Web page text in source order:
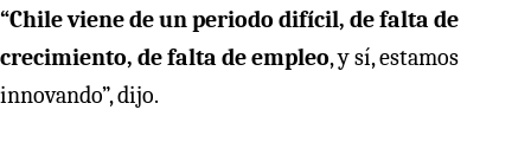
“Chile viene de un periodo difícil, de falta de
crecimiento, de falta de empleo, y sí, estamos
innovando”, dijo.